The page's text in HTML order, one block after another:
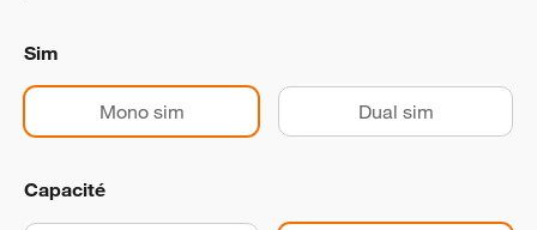
Sim
Mono sim Dual sim
Capacité